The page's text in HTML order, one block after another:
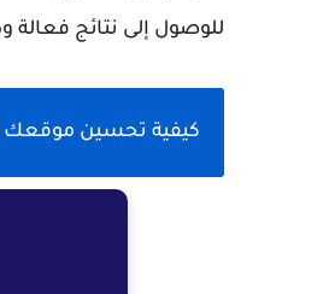
للوصول إلى نتائج فعالة
كيفية تحسين موقعك